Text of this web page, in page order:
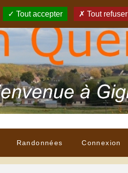
Randonnées Connexion
Tout accepter Tout refuser